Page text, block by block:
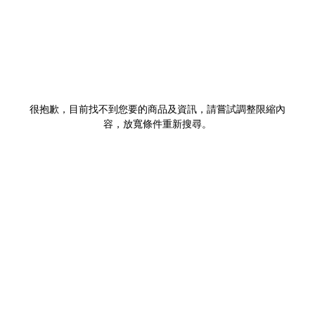
很抱歉，目前找不到您要的商品及資訊，請嘗試調整限縮內
容，放寬條件重新搜尋。